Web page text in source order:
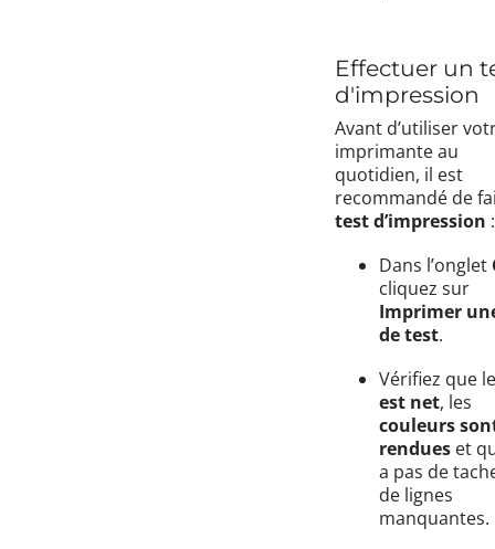
Effectuer un
d'impression
Avant d’utiliser
imprimante au
quotidien, il est
recommandé de
test d’impression :
Dans l’onglet
cliquez sur
Imprimer
de test.
Vérifiez que
est net, les
couleurs
rendues et
a pas de
de lignes
manquantes.